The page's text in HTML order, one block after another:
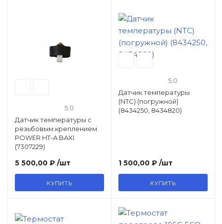
5.0
Датчик температуры с
резьбовым креплением
POWER HT-A BAXI
(7307229)
5 500,00 ₽ /шт
КУПИТЬ
5.0
Датчик температуры
(NTC) (погружной)
(8434250, 8434820)
1 500,00 ₽ /шт
КУПИТЬ